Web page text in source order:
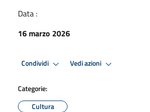
Data :
16 marzo 2026
Condividi Vedi azioni
Categorie:
Cultura